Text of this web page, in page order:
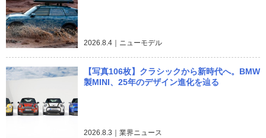
2026.8.4｜ニューモデル
【写真106枚】クラシックから新時代へ。BMW
製MINI、25年のデザイン進化を辿る
2026.8.3｜業界ニュース